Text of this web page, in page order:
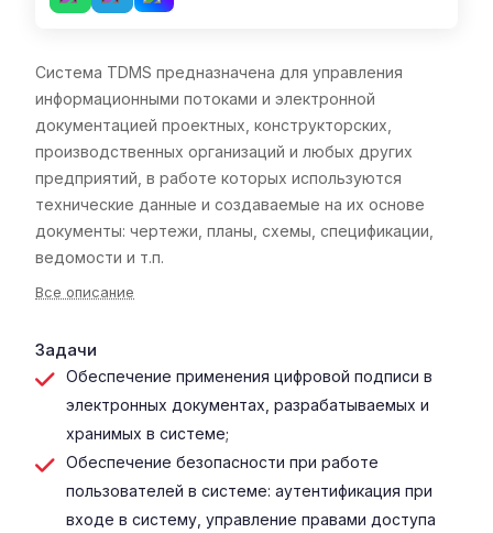
Система TDMS предназначена для управления
информационными потоками и электронной
документацией проектных, конструкторских,
производственных организаций и любых других
предприятий, в работе которых используются
технические данные и создаваемые на их основе
документы: чертежи, планы, схемы, спецификации,
ведомости и т.п.
Все описание
Задачи
Обеспечение применения цифровой подписи в
электронных документах, разрабатываемых и
хранимых в системе;
Обеспечение безопасности при работе
пользователей в системе: аутентификация при
входе в систему, управление правами доступа